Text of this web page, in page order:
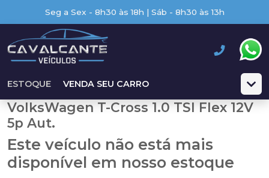
Seg a Sex - 8h30 às 18h | Sáb - 8h30 às 13h
ESTOQUE VENDA SEU CARRO
VolksWagen T-Cross 1.0 TSI Flex 12V
5p Aut.
Este veículo não está mais
disponível em nosso estoque